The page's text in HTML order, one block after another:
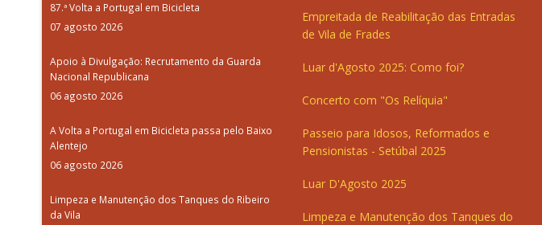
87.ª Volta a Portugal em Bicicleta
07 agosto 2026
Apoio à Divulgação: Recrutamento da Guarda
Nacional Republicana
06 agosto 2026
A Volta a Portugal em Bicicleta passa pelo Baixo
Alentejo
06 agosto 2026
Limpeza e Manutenção dos Tanques do Ribeiro
da Vila
Empreitada de Reabilitação das Entradas
de Vila de Frades
Luar d'Agosto 2025: Como foi?
Concerto com "Os Relíquia"
Passeio para Idosos, Reformados e
Pensionistas - Setúbal 2025
Luar D'Agosto 2025
Limpeza e Manutenção dos Tanques do